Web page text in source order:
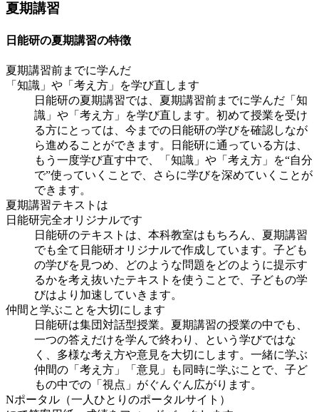
夏期講習
日能研の夏期講習の特徴
夏期講習前までに学んだ
「知識」や「考え方」を学び直します
日能研の夏期講習では、夏期講習前までに学んだ「知
識」や「考え方」を学び直します。初めて授業を受け
る方にとっては、今までの日能研の学びを確認しなが
ら進めることができます。日能研に通っている方は、
もう一度学び直す中で、「知識」や「考え方」を“自分
で”使っていくことで、さらに学びを深めていくことが
できます。
夏期講習テキストは
日能研完全オリジナルです
日能研のテキストは、本科教室はもちろん、夏期講習
でも全て日能研オリジナルで作成しています。子ども
の学びを見つめ、どのような問題をどのように提示す
るかを考え抜いたテキストを使うことで、子どもの学
びはより加速していきます。
仲間と学ぶことを大切にします
日能研は集団対話型授業。夏期講習の授業の中でも、
一つの答えだけを学んで終わり、という学びではな
く、多様な考え方や意見を大切にします。一緒に学ぶ
仲間の「考え方」「意見」も同時に学ぶことで、子ど
もの中での「視点」がぐんぐん広がります。
Nポータル （一人ひとりのポータルサイト）